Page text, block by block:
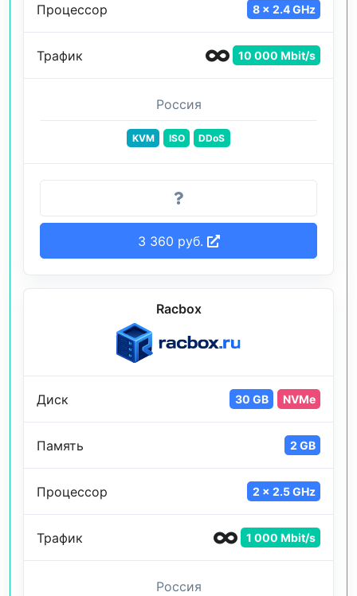
Процессор 8 x 2.4 GHz
Трафик 10 000 Mbit/s
Россия
KVM ISO DDoS
3 360 руб.
Racbox
Диск 30 GB NVMe
Память 2 GB
Процессор 2 x 2.5 GHz
Трафик 1 000 Mbit/s
Россия